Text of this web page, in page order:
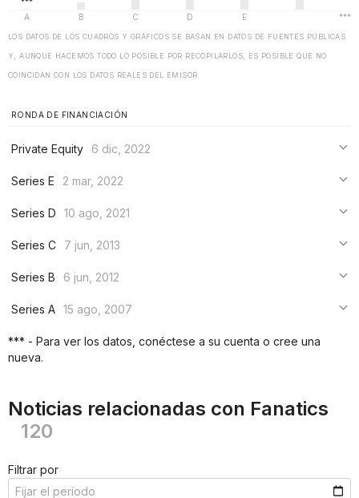
LOS DATOS DE LOS CUADROS Y GRÁFICOS SE BASAN EN DATOS DE FUENTES PÚBLICAS
Y, AUNQUE HACEMOS TODO LO POSIBLE POR RECOPILARLOS, ES POSIBLE QUE NO
COINCIDAN CON LOS DATOS REALES DEL EMISOR.
RONDA DE FINANCIACIÓN
Private Equity
6 dic, 2022
***
Series E
2 mar, 2022
***
Series D
10 ago, 2021
***
Series C
7 jun, 2013
***
Series B
6 jun, 2012
***
Series A 15 ago, 2007
*** - Para ver los datos, conéctese a su cuenta o cree una
nueva.
Noticias relacionadas con Fanatics
120
Filtrar por